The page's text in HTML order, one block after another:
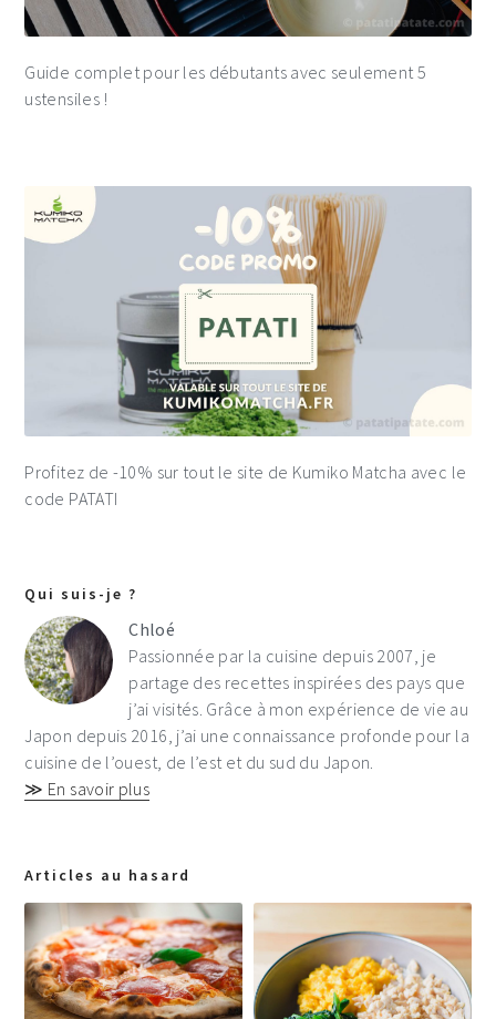
Guide complet pour les débutants avec seulement 5
ustensiles !
Profitez de -10% sur tout le site de Kumiko Matcha avec le
code PATATI
Qui suis-je ?
Chloé
Passionnée par la cuisine depuis 2007, je
partage des recettes inspirées des pays que
j’ai visités. Grâce à mon expérience de vie au
Japon depuis 2016, j’ai une connaissance profonde pour la
cuisine de l’ouest, de l’est et du sud du Japon.
≫ En savoir plus
Articles au hasard